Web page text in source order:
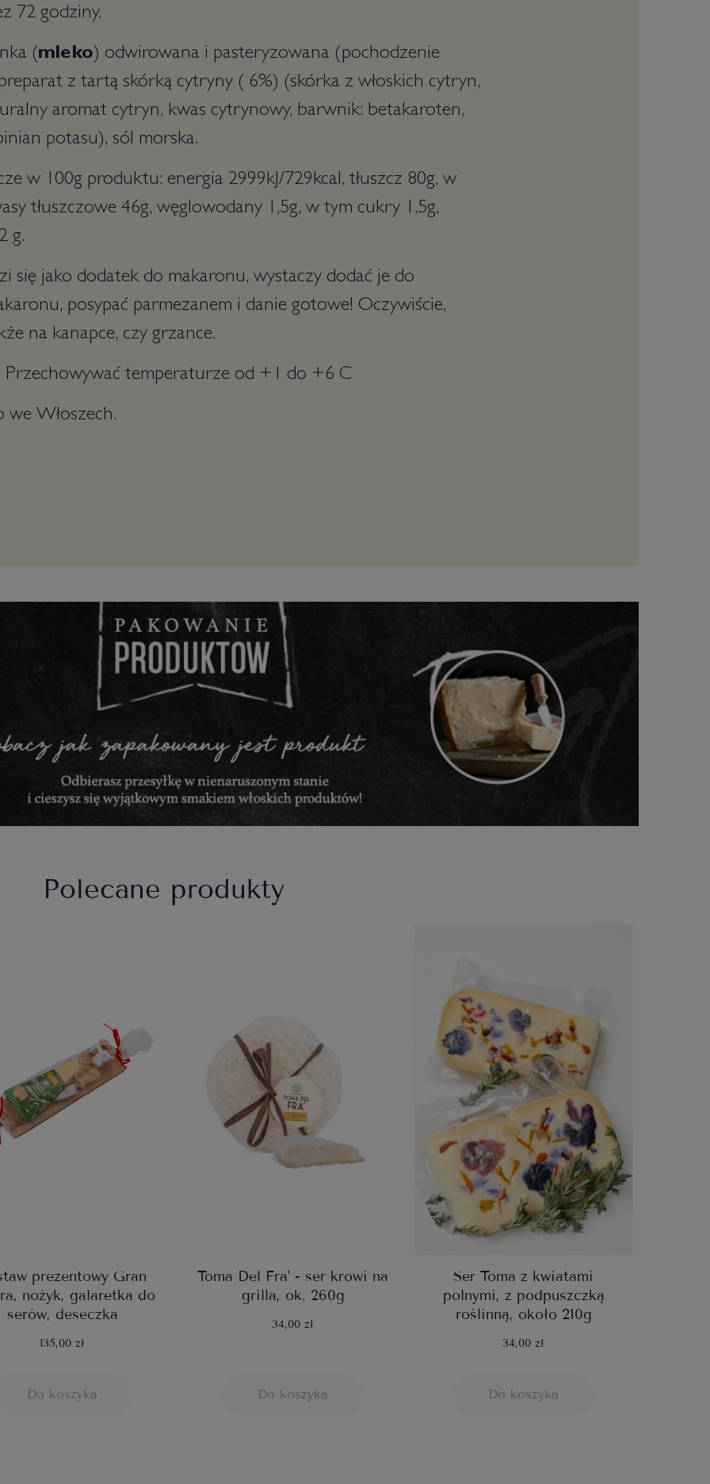
72 godziny.
(mleko) odwirowana i pasteryzowana (pochodzenie
z tartą skórką cytryny ( 6%) (skórka z włoskich cytryn,
aromat cytryn, kwas cytrynowy, barwnik: betakaroten,
potasu), sól morska.
w 100g produktu: energia 2999kJ/729kcal, tłuszcz 80g, w
tłuszczowe 46g, węglowodany 1,5g, w tym cukry 1,5g,
g.
się jako dodatek do makaronu, wystaczy dodać je do
posypać parmezanem i danie gotowe! Oczywiście,
na kanapce, czy grzance.
Przechowywać temperaturze od +1 do +6 C
Włoszech.
Polecane produkty
prezentowy Gran
nożyk, galaretka do
serów, deseczka
135,00 zł
Do koszyka
Toma Del Fra' - ser krowi na
grilla, ok. 260g
34,00 zł
Do koszyka
Ser Toma z kwiatami
polnymi, z podpuszczką
roślinną, około 210g
34,00 zł
Do koszyka